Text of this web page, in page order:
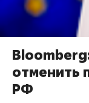
отменить
РФ